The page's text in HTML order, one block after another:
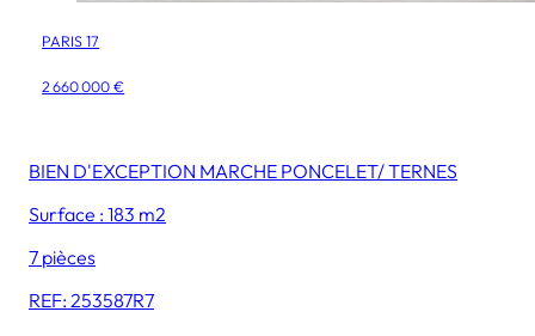
PARIS 17
2 660 000 €
BIEN D'EXCEPTION MARCHE PONCELET/ TERNES
Surface : 183 m2
7 pièces
REF: 253587R7